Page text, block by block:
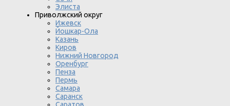
Элиста
Приволжский округ
Ижевск
Йошкар-Ола
Казань
Киров
Нижний Новгород
Оренбург
Пенза
Пермь
Самара
Саранск
Саратов